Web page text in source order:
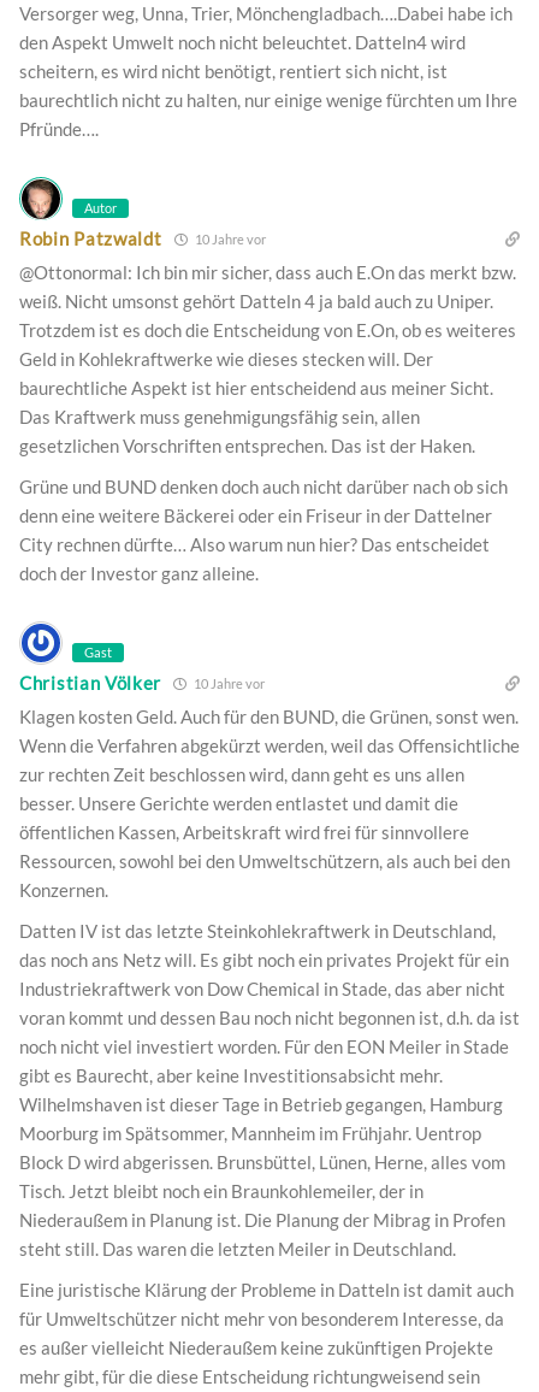
Versorger weg, Unna, Trier, Mönchengladbach….Dabei habe ich
den Aspekt Umwelt noch nicht beleuchtet. Datteln4 wird
scheitern, es wird nicht benötigt, rentiert sich nicht, ist
baurechtlich nicht zu halten, nur einige wenige fürchten um Ihre
Pfründe….
Autor
Robin Patzwaldt 10 Jahre vor
@Ottonormal: Ich bin mir sicher, dass auch E.On das merkt bzw.
weiß. Nicht umsonst gehört Datteln 4 ja bald auch zu Uniper.
Trotzdem ist es doch die Entscheidung von E.On, ob es weiteres
Geld in Kohlekraftwerke wie dieses stecken will. Der
baurechtliche Aspekt ist hier entscheidend aus meiner Sicht.
Das Kraftwerk muss genehmigungsfähig sein, allen
gesetzlichen Vorschriften entsprechen. Das ist der Haken.
Grüne und BUND denken doch auch nicht darüber nach ob sich
denn eine weitere Bäckerei oder ein Friseur in der Dattelner
City rechnen dürfte… Also warum nun hier? Das entscheidet
doch der Investor ganz alleine.
Gast
Christian Völker 10 Jahre vor
Klagen kosten Geld. Auch für den BUND, die Grünen, sonst wen.
Wenn die Verfahren abgekürzt werden, weil das Offensichtliche
zur rechten Zeit beschlossen wird, dann geht es uns allen
besser. Unsere Gerichte werden entlastet und damit die
öffentlichen Kassen, Arbeitskraft wird frei für sinnvollere
Ressourcen, sowohl bei den Umweltschützern, als auch bei den
Konzernen.
Datten IV ist das letzte Steinkohlekraftwerk in Deutschland,
das noch ans Netz will. Es gibt noch ein privates Projekt für ein
Industriekraftwerk von Dow Chemical in Stade, das aber nicht
voran kommt und dessen Bau noch nicht begonnen ist, d.h. da ist
noch nicht viel investiert worden. Für den EON Meiler in Stade
gibt es Baurecht, aber keine Investitionsabsicht mehr.
Wilhelmshaven ist dieser Tage in Betrieb gegangen, Hamburg
Moorburg im Spätsommer, Mannheim im Frühjahr. Uentrop
Block D wird abgerissen. Brunsbüttel, Lünen, Herne, alles vom
Tisch. Jetzt bleibt noch ein Braunkohlemeiler, der in
Niederaußem in Planung ist. Die Planung der Mibrag in Profen
steht still. Das waren die letzten Meiler in Deutschland.
Eine juristische Klärung der Probleme in Datteln ist damit auch
für Umweltschützer nicht mehr von besonderem Interesse, da
es außer vielleicht Niederaußem keine zukünftigen Projekte
mehr gibt, für die diese Entscheidung richtungweisend sein